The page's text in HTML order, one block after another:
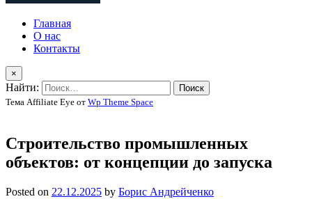
Главная
О нас
Контакты
×
Найти:
Тема Affiliate Eye от Wp Theme Space
Строительство промышленных
объектов: от концепции до запуска
Posted on 22.12.2025 by Борис Андрейченко